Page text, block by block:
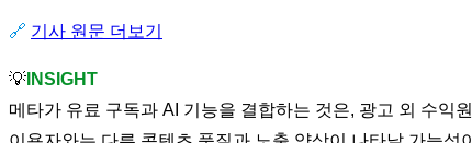
🔗 기사 원문 더보기
💡 INSIGHT
메타가 유료 구독과 AI 기능을 결합하는 것은, 광고 외 수익